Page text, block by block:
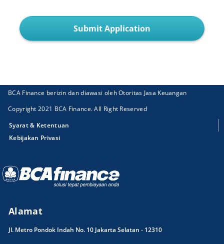
Submit Application
BCA Finance berizin dan diawasi oleh Otoritas Jasa Keuangan
Copyright 2021 BCA Finance. All Right Reserved
Syarat & Ketentuan
Kebijakan Privasi
Alamat
Jl. Metro Pondok Indah No. 10 Jakarta Selatan - 12310